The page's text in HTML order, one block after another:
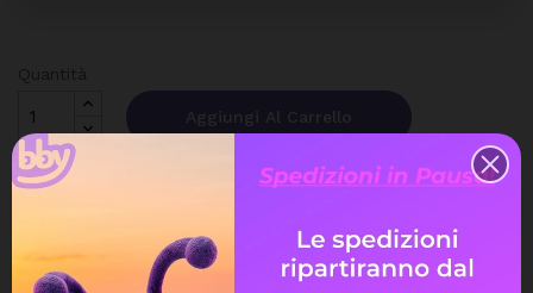
Aggiungi Al Carrello
Assistenza Live Chat